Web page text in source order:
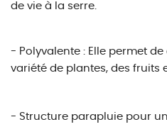
de vie à la serre.
- Polyvalente : Elle permet
variété de plantes, des fruits
- Structure parapluie pour